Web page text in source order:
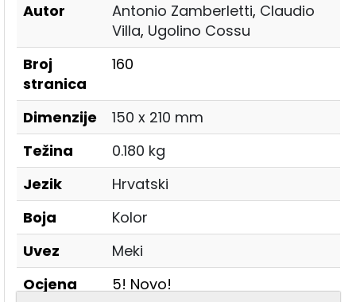
Autor
Antonio Zamberletti, Claudio
Villa, Ugolino Cossu
Broj
stranica
160
Dimenzije
150 x 210 mm
Težina
0.180 kg
Jezik
Hrvatski
Boja
Kolor
Uvez
Meki
Ocjena
5! Novo!